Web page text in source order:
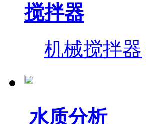
搅拌器
机械搅拌器
水质分析